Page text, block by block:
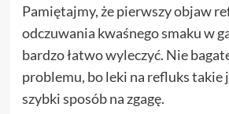
Pamiętajmy, że pierwszy objaw
odczuwania kwaśnego smaku w
bardzo łatwo wyleczyć. Nie
problemu, bo leki na refluks takie
szybki sposób na zgagę.